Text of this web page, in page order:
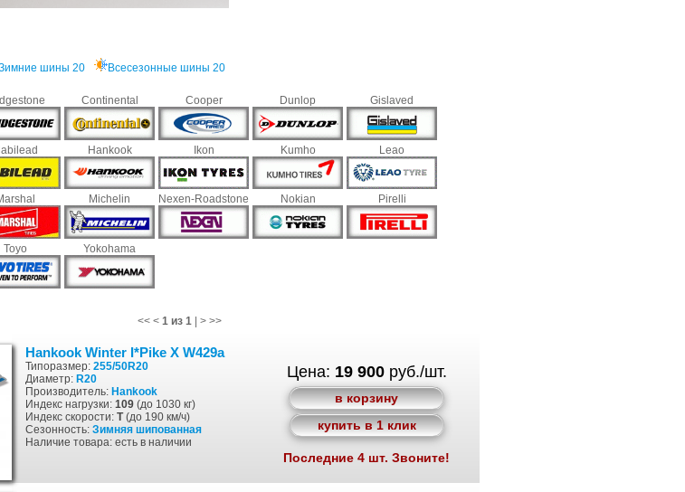
шины 20 Всесезонные шины 20
Continental Cooper Dunlop Gislaved
Hankook Ikon Kumho Leao
Michelin Nexen-Roadstone Nokian Pirelli
Toyo Yokohama
<< < 1 из 1 | > >>
Hankook Winter I*Pike X W429a
Типоразмер: 255/50R20
Диаметр: R20
Производитель: Hankook
Индекс нагрузки: 109 (до 1030 кг)
Индекс скорости: T(до 190 км/ч)
Сезонность: Зимняя шипованная
Наличие товара: есть в наличии
Цена: 19 900руб./шт.
в корзину
купить в 1 клик
Последние 4 шт. Звоните!